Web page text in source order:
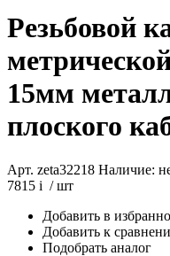
Резьбовой
15мм
плоского
Арт. zeta32218 Наличие:
7815 i / шт
Добавить в
Добавить к
Подобрать аналог